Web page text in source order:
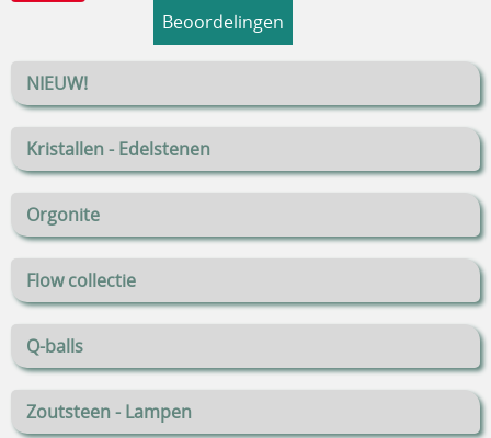
Beoordelingen
NIEUW!
Kristallen - Edelstenen
Orgonite
Flow collectie
Q-balls
Zoutsteen - Lampen